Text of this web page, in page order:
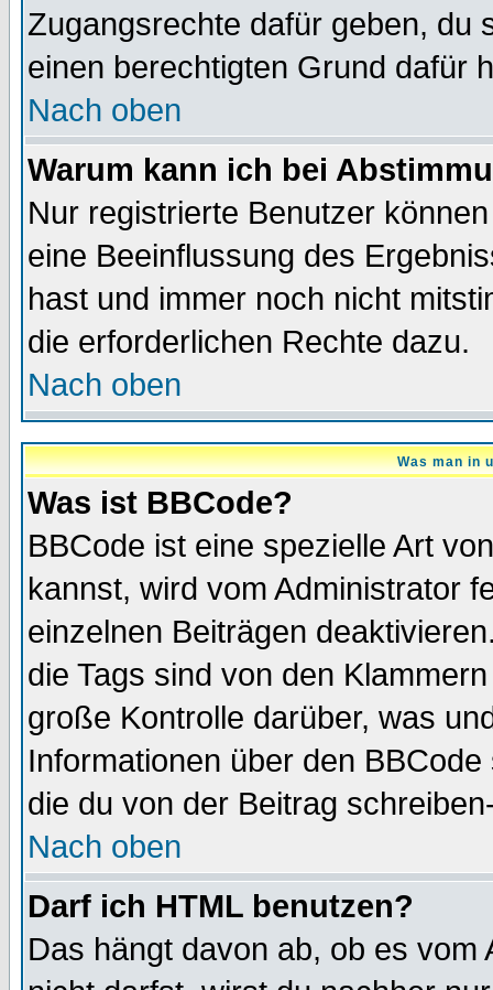
Zugangsrechte dafür geben, du
einen berechtigten Grund dafür
Nach oben
Warum kann ich bei
Nur registrierte Benutzer
eine Beeinflussung des
hast und immer noch nicht
die erforderlichen Rechte dazu.
Nach oben
Was man in
Was ist BBCode?
BBCode ist eine spezielle Art
kannst, wird vom Administrator
einzelnen Beiträgen
die Tags sind von den
große Kontrolle darüber, was
Informationen über den
die du von der Beitrag
Nach oben
Darf ich HTML benutzen?
Das hängt davon ab, ob es